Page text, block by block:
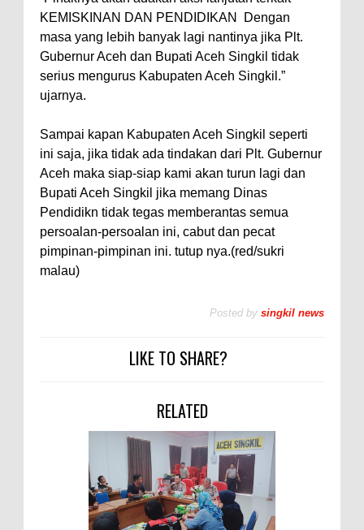
KEMISKINAN DAN PENDIDIKAN
Dengan
masa yang lebih banyak lagi nantinya jika Plt.
Gubernur Aceh dan Bupati Aceh Singkil tidak
serius mengurus Kabupaten Aceh Singkil.”
ujarnya.
Sampai kapan Kabupaten Aceh Singkil seperti
ini saja, jika tidak ada tindakan dari Plt. Gubernur
Aceh maka siap-siap kami akan turun lagi dan
Bupati Aceh Singkil jika memang Dinas
Pendidikn tidak tegas memberantas semua
persoalan-persoalan ini, cabut dan pecat
pimpinan-pimpinan ini. tutup nya.(red/sukri
malau)
Posted by singkil news
LIKE TO SHARE?
RELATED